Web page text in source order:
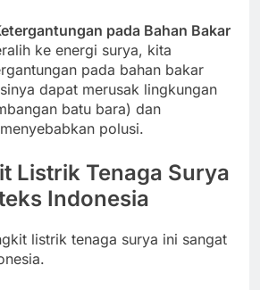
pada Bahan Bakar
ke energi surya, kita
pada bahan bakar
dapat merusak lingkungan
batu bara) dan
polusi.
Listrik Tenaga Surya
Indonesia
listrik tenaga surya ini sangat